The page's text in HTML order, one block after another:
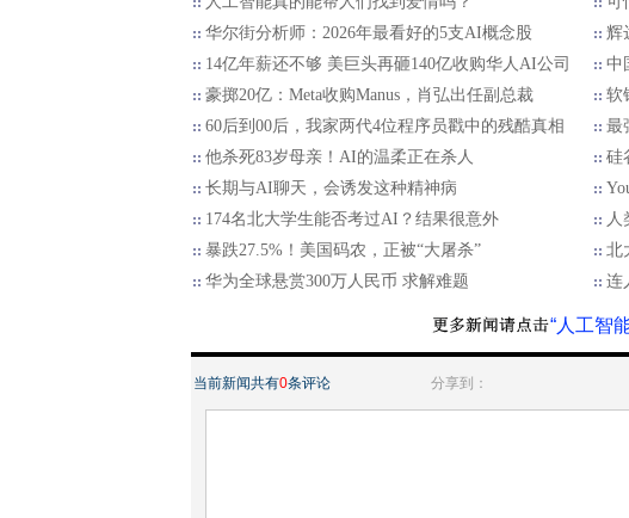
华尔街分析师：2026年最看好的5支AI概念股
辉
14亿年薪还不够 美巨头再砸140亿收购华人AI公司
中
豪掷20亿：Meta收购Manus，肖弘出任副总裁
软
60后到00后，我家两代4位程序员戳中的残酷真相
最
他杀死83岁母亲！AI的温柔正在杀人
硅
长期与AI聊天，会诱发这种精神病
174名北大学生能否考过AI？结果很意外
人
暴跌27.5%！美国码农，正被“大屠杀”
北
华为全球悬赏300万人民币 求解难题
连
“人工智
当前新闻共有0条评论 分享到：